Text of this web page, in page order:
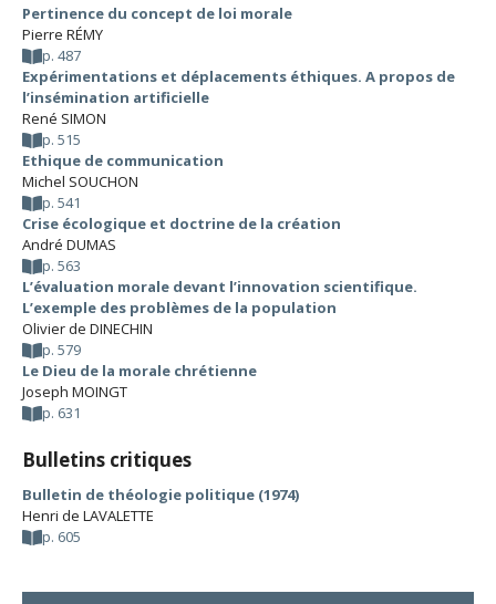
Pertinence du concept de loi morale
Pierre RÉMY
p. 487
Expérimentations et déplacements éthiques. A propos de
l’insémination artificielle
René SIMON
p. 515
Ethique de communication
Michel SOUCHON
p. 541
Crise écologique et doctrine de la création
André DUMAS
p. 563
L’évaluation morale devant l’innovation scientifique.
L’exemple des problèmes de la population
Olivier de DINECHIN
p. 579
Le Dieu de la morale chrétienne
Joseph MOINGT
p. 631
Bulletins critiques
Bulletin de théologie politique (1974)
Henri de LAVALETTE
p. 605